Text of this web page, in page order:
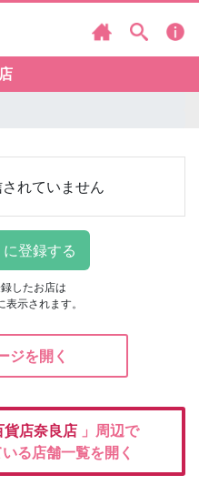
れていません
したお店は
表示されます。
ジを開く
貨店奈良店 」周辺で
る店舗一覧を開く